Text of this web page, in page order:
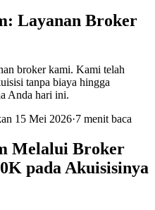
Layanan Broker
broker kami. Kami telah
tanpa biaya hingga
Anda hari ini.
15 Mei 2026·7 menit baca
Melalui Broker
pada Akuisisinya